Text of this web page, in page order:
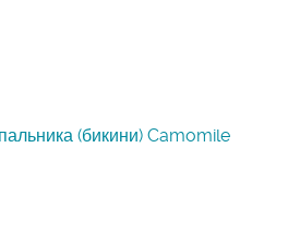
(бикини) Camomile